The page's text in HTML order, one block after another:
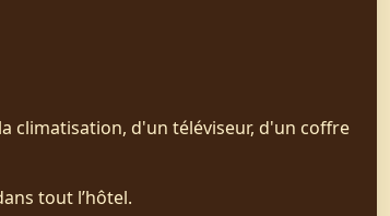
climatisation, d'un téléviseur, d'un coffre
tout l’hôtel.